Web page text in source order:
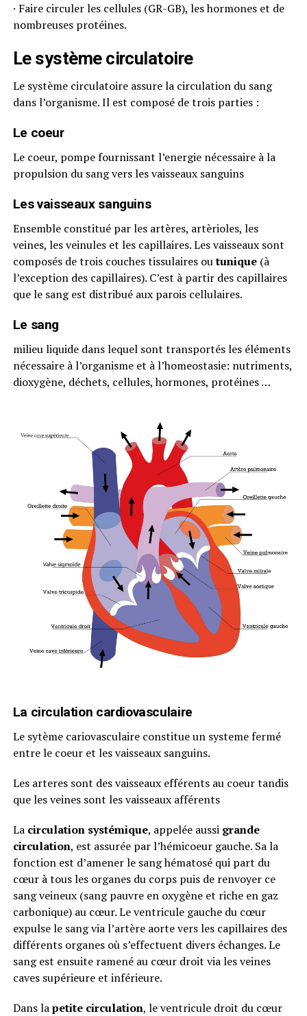
· Faire circuler les cellules (GR-GB), les hormones et de
nombreuses protéines.
Le système circulatoire
Le système circulatoire assure la circulation du sang
dans l’organisme. Il est composé de trois parties :
Le coeur
Le coeur, pompe fournissant l’energie nécessaire à la
propulsion du sang vers les vaisseaux sanguins
Les vaisseaux sanguins
Ensemble constitué par les artères, artèrioles, les
veines, les veinules et les capillaires. Les vaisseaux sont
composés de trois couches tissulaires outunique(à
l’exception des capillaires). C’est à partir des capillaires
que le sang est distribué aux parois cellulaires.
Le sang
milieu liquide dans lequel sont transportés les éléments
nécessaire à l’organisme et à l’homeostasie: nutriments,
dioxygène, déchets, cellules, hormones, protéines …
La circulation cardiovasculaire
Le sytème cariovasculaire constitue un systeme fermé
entre le coeur et les vaisseaux sanguins.
Les arteres sont des vaisseaux efférents au coeur tandis
que les veines sont les vaisseaux afférents
La circulation systémique, appelée aussi grande
circulation, est assurée par l’hémicoeur gauche. Sa la
fonction est d’amener le sang hématosé qui part du
cœur à tous les organes du corps puis de renvoyer ce
sang veineux (sang pauvre en oxygène et riche en gaz
carbonique) au cœur. Le ventricule gauche du cœur
expulse le sang via l’artère aorte vers les capillaires des
différents organes où s’effectuent divers échanges. Le
sang est ensuite ramené au cœur droit via les veines
caves supérieure et inférieure.
Dans lapetite circulation, le ventricule droit du cœur